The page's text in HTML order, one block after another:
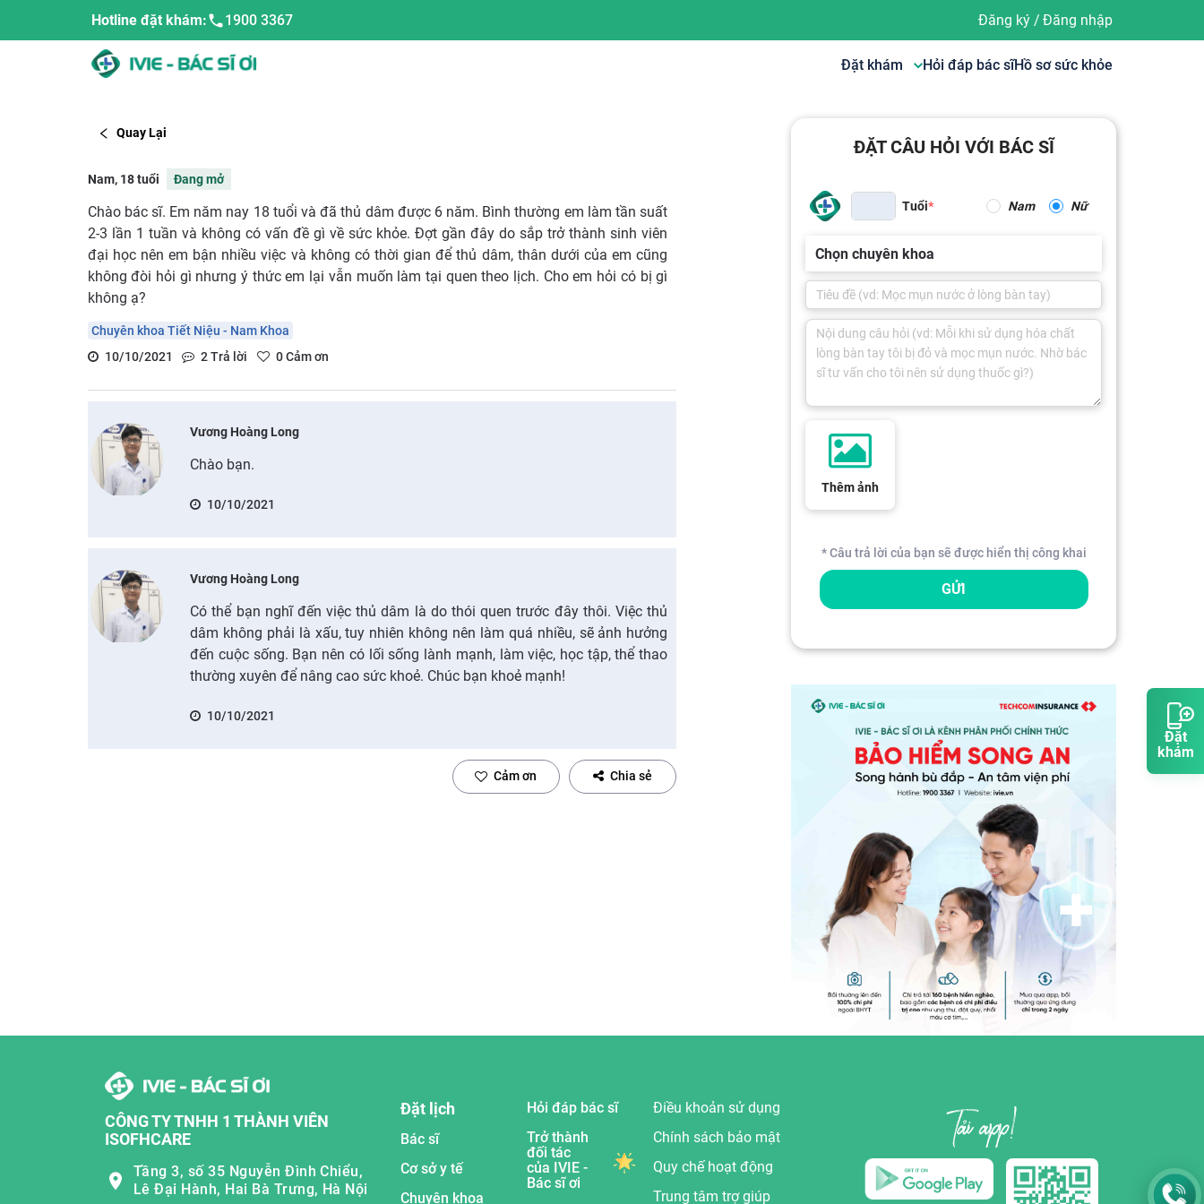
Đặt
khám
Hotline đặt khám: 1900 3367 Đăng ký/ Đăng nhập
Đặt khám Hỏi đáp bác sĩHồ sơ sức khỏe
Quay Lại
Nam, 18 tuổi Đang mở
Chào bác sĩ. Em năm nay 18 tuổi và đã thủ dâm được 6 năm. Bình thường em làm tần suất
2-3 lần 1 tuần và không có vấn đề gì về sức khỏe. Đợt gần đây do sắp trở thành sinh viên
đại học nên em bận nhiều việc và không có thời gian để thủ dâm, thân dưới của em cũng
không đòi hỏi gì nhưng ý thức em lại vẫn muốn làm tại quen theo lịch. Cho em hỏi có bị gì
không ạ?
Chuyên khoa Tiết Niệu - Nam Khoa
10/10/2021
2Trả lời 0Cảm ơn
Vương Hoàng Long
Chào bạn.
10/10/2021
Vương Hoàng Long
Có thể bạn nghĩ đến việc thủ dâm là do thói quen trước đây thôi. Việc thủ
dâm không phải là xấu, tuy nhiên không nên làm quá nhiều, sẽ ảnh hưởng
đến cuộc sống. Bạn nên có lối sống lành mạnh, làm việc, học tập, thể thao
thường xuyên để nâng cao sức khoẻ. Chúc bạn khoẻ mạnh!
10/10/2021
Cảm ơn Chia sẻ
ĐẶT CÂU HỎI VỚI BÁC SĨ
Tuổi Nam Nữ
Chọn chuyên khoa
Thêm ảnh
* Câu trả lời của bạn sẽ được hiển thị công khai
GỬI
CÔNG TY TNHH 1 THÀNH VIÊN
ISOFHCARE
Tầng 3, số 35 Nguyễn Đình Chiểu,
Lê Đại Hành, Hai Bà Trưng, Hà Nội
Đặt lịch
Bác sĩ
Cơ sở y tế
Chuyên khoa
Hỏi đáp bác sĩ
Trở thành
đối tác
của IVIE -
Bác sĩ ơi
Điều khoản sử dụng
Chính sách bảo mật
Quy chế hoạt động
Trung tâm trợ giúp